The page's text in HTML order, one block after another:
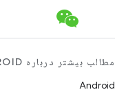
مطالب بیشتر درباره ANDROID
Android